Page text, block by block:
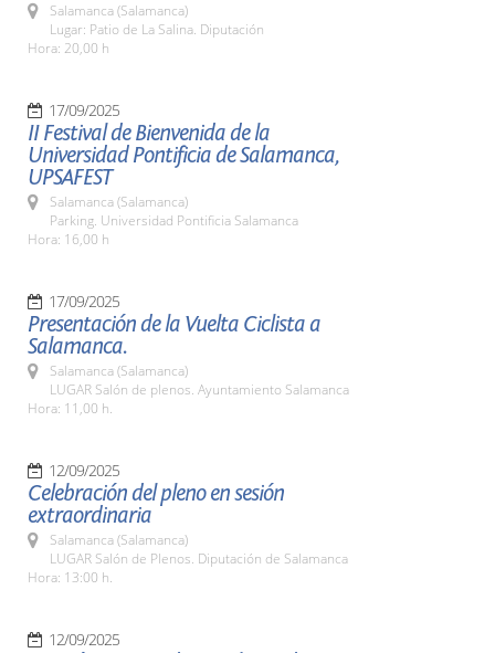
Salamanca (Salamanca)
Lugar: Patio de La Salina. Diputación
Hora: 20,00 h
17/09/2025
II Festival de Bienvenida de la
Universidad Pontificia de Salamanca,
UPSAFEST
Salamanca (Salamanca)
Parking. Universidad Pontificia Salamanca
Hora: 16,00 h
17/09/2025
Presentación de la Vuelta Ciclista a
Salamanca.
Salamanca (Salamanca)
LUGAR Salón de plenos. Ayuntamiento Salamanca
Hora: 11,00 h.
12/09/2025
Celebración del pleno en sesión
extraordinaria
Salamanca (Salamanca)
LUGAR Salón de Plenos. Diputación de Salamanca
Hora: 13:00 h.
12/09/2025